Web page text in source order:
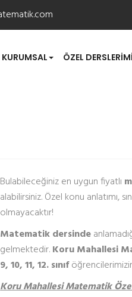
KURUMSAL ÖZEL
Bulabileceğiniz en uygun fiyatlı
alabilirsiniz. Özel konu anlatımı,
olmayacaktır!
Matematik dersinde
gelmektedir.Koru Mahallesi
9, 10, 11, 12. sınıf
Koru Mahallesi Matematik